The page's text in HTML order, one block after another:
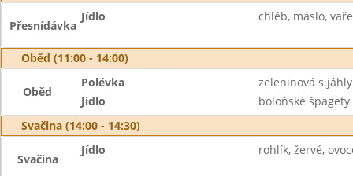
Přesnídávka
Jídlo chléb, máslo,
Oběd (11:00 - 14:00)
Oběd
Polévka
zeleninová s jáhly
Jídlo
boloňské
Svačina (14:00 - 14:30)
Svačina
Jídlo rohlík, žervé,